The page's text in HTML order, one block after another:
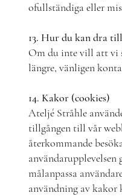
ofullständiga eller
13. Hur du kan dra
Om du inte vill att vi
längre, vänligen
14. Kakor (cookies)
Ateljé Stråhle
tillgången till vår
återkommande
användarupplevelsen
målanpassa
användning av kakor